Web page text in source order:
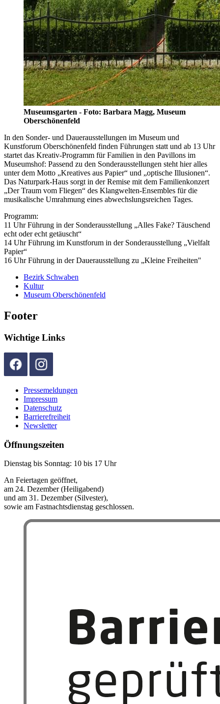
Museumsgarten - Foto: Barbara Magg, Museum
Oberschönenfeld
In den Sonder- und Dauerausstellungen im Museum und
Kunstforum Oberschönenfeld finden Führungen statt und ab 13 Uhr
startet das Kreativ-Programm für Familien in den Pavillons im
Museumshof: Passend zu den Sonderausstellungen steht hier alles
unter dem Motto „Kreatives aus Papier“ und „optische Illusionen“.
Das Naturpark-Haus sorgt in der Remise mit dem Familienkonzert
„Der Traum vom Fliegen“ des Klangwelten-Ensembles für die
musikalische Umrahmung eines abwechslungsreichen Tages.
Programm:
11 Uhr Führung in der Sonderausstellung „Alles Fake? Täuschend
echt oder echt getäuscht“
14 Uhr Führung im Kunstforum in der Sonderausstellung „Vielfalt
Papier“
16 Uhr Führung in der Dauerausstellung zu „Kleine Freiheiten"
Bezirk Schwaben
Kultur
Museum Oberschönenfeld
Footer
Wichtige Links
Pressemeldungen
Impressum
Datenschutz
Barrierefreiheit
Newsletter
Öffnungszeiten
Dienstag bis Sonntag: 10 bis 17 Uhr
An Feiertagen geöffnet,
am 24. Dezember (Heiligabend)
und am 31. Dezember (Silvester),
sowie am Fastnachtsdienstag geschlossen.